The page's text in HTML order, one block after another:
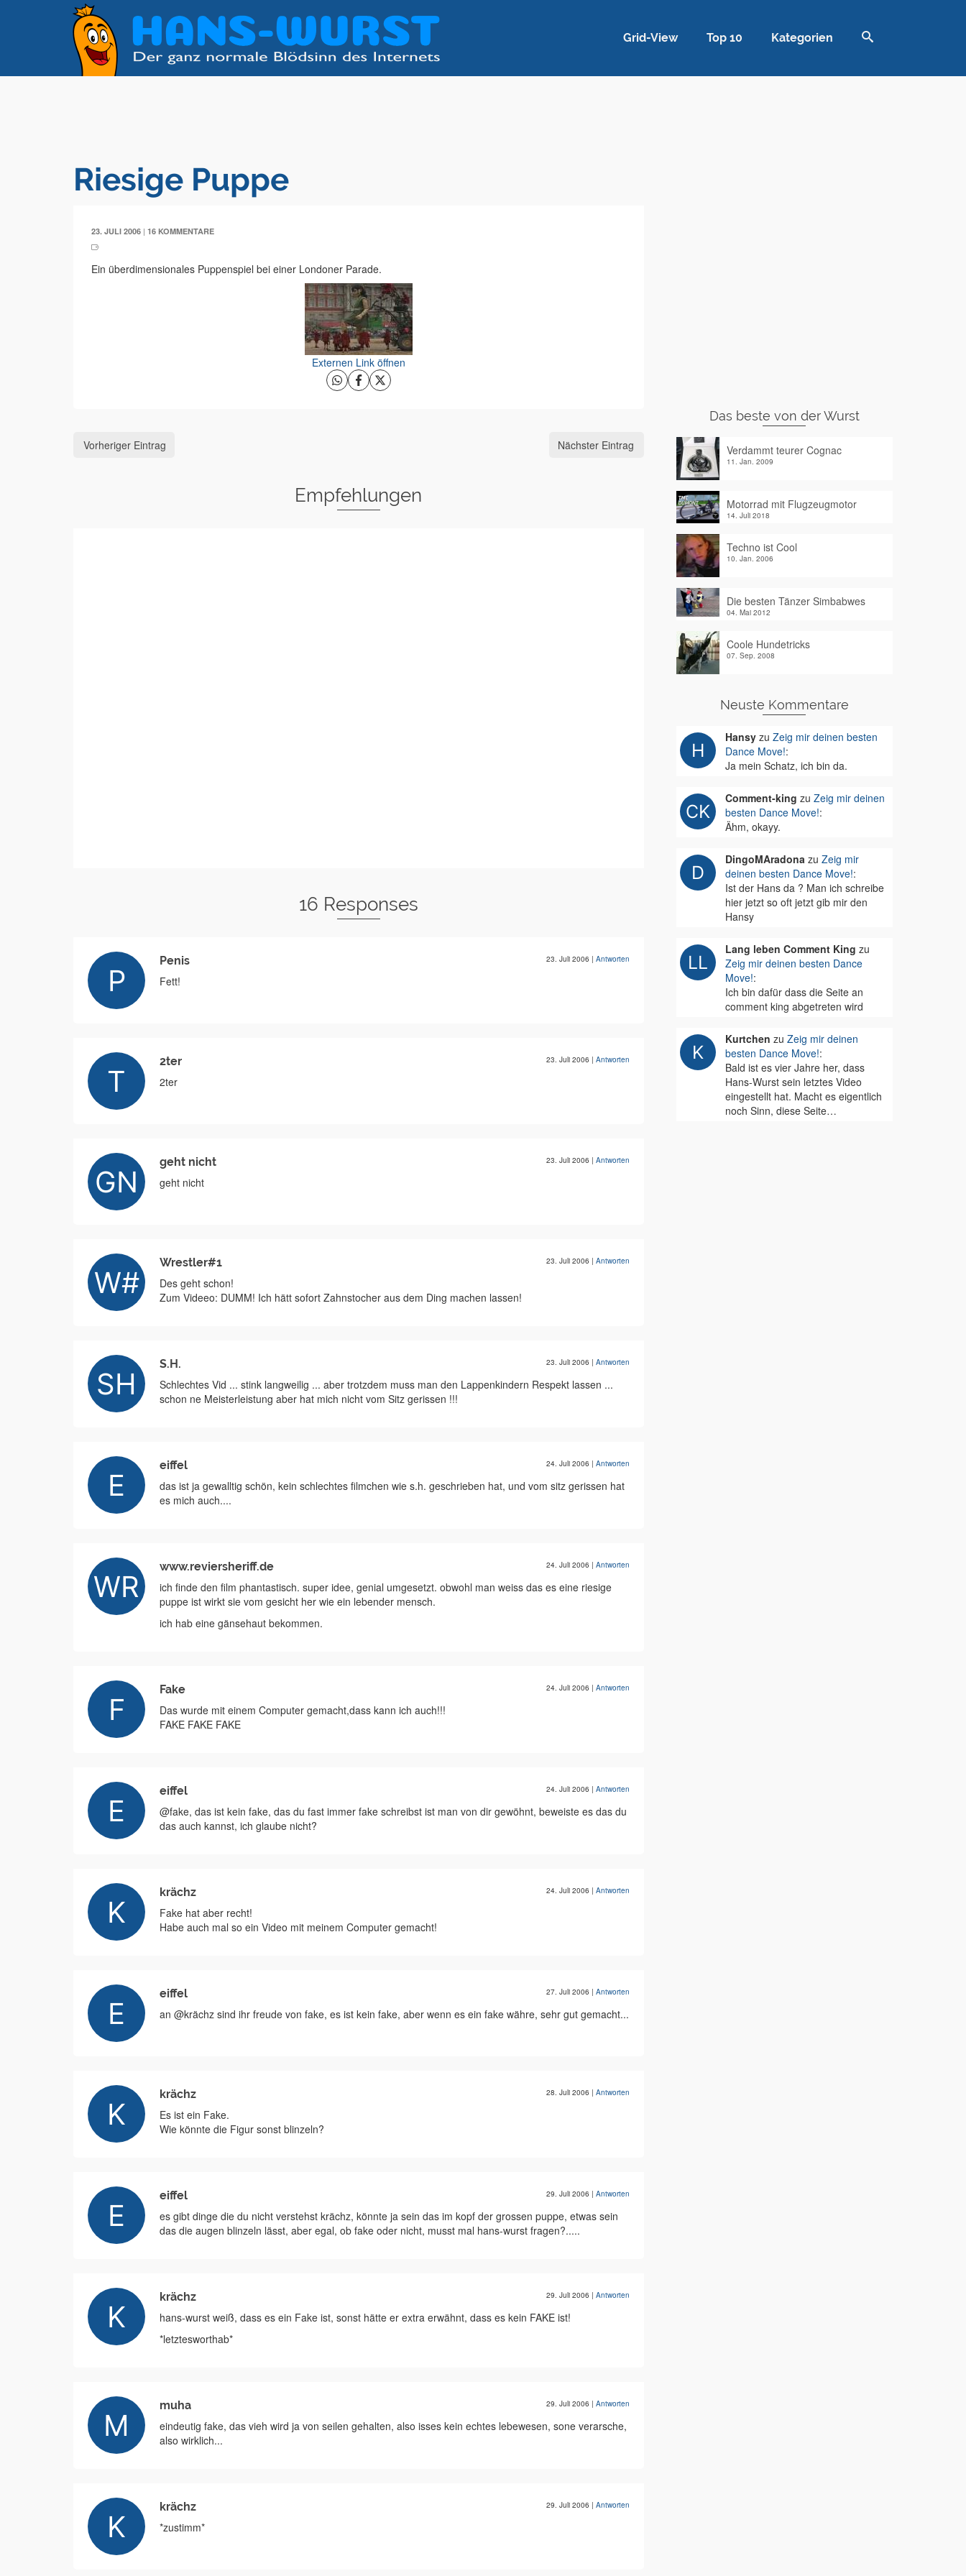
Grid-View Top 10 Kategorien
Riesige Puppe
23. JULI 2006 | 16 KOMMENTARE
Ein überdimensionales Puppenspiel bei einer Londoner Parade.
Externen Link öffnen
Vorheriger Eintrag Nächster Eintrag
Empfehlungen
16 Responses
Penis 23. Juli 2006 | Antworten
Fett!
2ter 23. Juli 2006 | Antworten
2ter
geht nicht 23. Juli 2006 | Antworten
geht nicht
Wrestler#1 23. Juli 2006 | Antworten
Des geht schon!
Zum Videeo: DUMM! Ich hätt sofort Zahnstocher aus dem Ding machen lassen!
S.H. 23. Juli 2006 | Antworten
Schlechtes Vid ... stink langweilig ... aber trotzdem muss man den Lappenkindern Respekt lassen ...
schon ne Meisterleistung aber hat mich nicht vom Sitz gerissen !!!
eiffel 24. Juli 2006 | Antworten
das ist ja gewalltig schön, kein schlechtes filmchen wie s.h. geschrieben hat, und vom sitz gerissen hat
es mich auch....
www.reviersheriff.de 24. Juli 2006 | Antworten
ich finde den film phantastisch. super idee, genial umgesetzt. obwohl man weiss das es eine riesige
puppe ist wirkt sie vom gesicht her wie ein lebender mensch.
ich hab eine gänsehaut bekommen.
Fake 24. Juli 2006 | Antworten
Das wurde mit einem Computer gemacht,dass kann ich auch!!!
FAKE FAKE FAKE
eiffel 24. Juli 2006 | Antworten
@fake, das ist kein fake, das du fast immer fake schreibst ist man von dir gewöhnt, beweiste es das du
das auch kannst, ich glaube nicht?
krächz 24. Juli 2006 | Antworten
Fake hat aber recht!
Habe auch mal so ein Video mit meinem Computer gemacht!
eiffel 27. Juli 2006 | Antworten
an @krächz sind ihr freude von fake, es ist kein fake, aber wenn es ein fake währe, sehr gut gemacht...
krächz 28. Juli 2006 | Antworten
Es ist ein Fake.
Wie könnte die Figur sonst blinzeln?
eiffel 29. Juli 2006 | Antworten
es gibt dinge die du nicht verstehst krächz, könnte ja sein das im kopf der grossen puppe, etwas sein
das die augen blinzeln lässt, aber egal, ob fake oder nicht, musst mal hans-wurst fragen?.....
krächz 29. Juli 2006 | Antworten
hans-wurst weiß, dass es ein Fake ist, sonst hätte er extra erwähnt, dass es kein FAKE ist!
*letztesworthab*
muha 29. Juli 2006 | Antworten
eindeutig fake, das vieh wird ja von seilen gehalten, also isses kein echtes lebewesen, sone verarsche,
also wirklich...
krächz 29. Juli 2006 | Antworten
*zustimm*
Das beste von der Wurst
Verdammt teurer Cognac
11. Jan. 2009
Motorrad mit Flugzeugmotor
14. Juli 2018
Techno ist Cool
10. Jan. 2006
Die besten Tänzer Simbabwes
04. Mai 2012
Coole Hundetricks
07. Sep. 2008
Neuste Kommentare
Hansyzu Zeig mir deinen besten
Dance Move!:
Ja mein Schatz, ich bin da.
Comment-king zu Zeig mir deinen
besten Dance Move!:
Ähm, okayy.
DingoMAradonazu Zeig mir
deinen besten Dance Move!:
Ist der Hans da ? Man ich schreibe
hier jetzt so oft jetzt gib mir den
Hansy
Lang leben Comment King zu
Zeig mir deinen besten Dance
Move!:
Ich bin dafür dass die Seite an
comment king abgetreten wird
Kurtchen zu Zeig mir deinen
besten Dance Move!:
Bald ist es vier Jahre her, dass
Hans-Wurst sein letztes Video
eingestellt hat. Macht es eigentlich
noch Sinn, diese Seite…